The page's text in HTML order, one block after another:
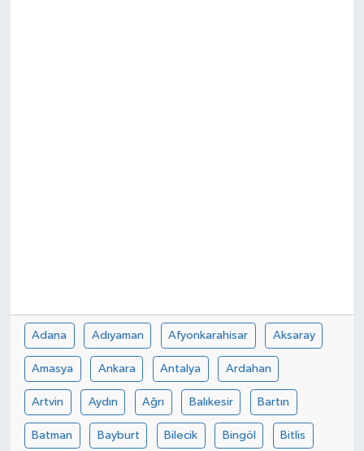
Adana Adıyaman Afyonkarahisar Aksaray
Amasya Ankara Antalya Ardahan
Artvin Aydın Ağrı Balıkesir Bartın
Batman Bayburt Bilecik Bingöl Bitlis
BİLİM&TEKNOLOJİ
BÖLGE
TÜRKİYE
DÜNYA